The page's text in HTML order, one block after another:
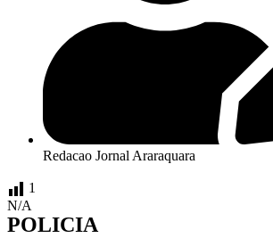
Redacao Jornal Araraquara
1
N/A
POLICIA